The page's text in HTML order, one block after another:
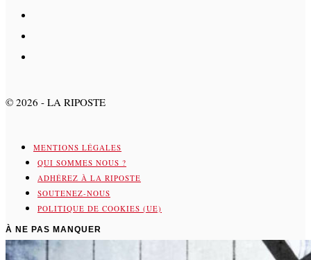
© 2026 - LA RIPOSTE
MENTIONS LÉGALES
QUI SOMMES NOUS ?
ADHÉREZ À LA RIPOSTE
SOUTENEZ-NOUS
POLITIQUE DE COOKIES (UE)
À NE PAS MANQUER